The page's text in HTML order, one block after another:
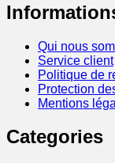
Qui nous
Service client
Politique de
Protection
Mentions
Categories